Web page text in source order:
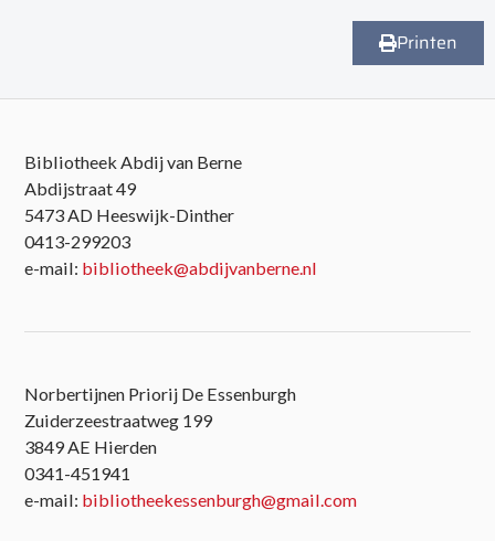
Printen
Bibliotheek Abdij van Berne
Abdijstraat 49
5473 AD Heeswijk-Dinther
0413-299203
e-mail: bibliotheek@abdijvanberne.nl
Norbertijnen Priorij De Essenburgh
Zuiderzeestraatweg 199
3849 AE Hierden
0341-451941
e-mail: bibliotheekessenburgh@gmail.com